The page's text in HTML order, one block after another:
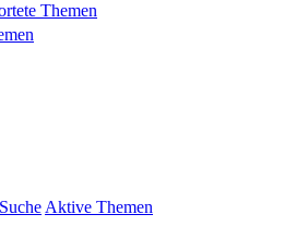
Themen
SucheAktive Themen